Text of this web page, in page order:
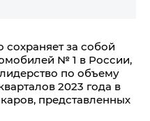
сохраняет за собой
№ 1 в России,
по объему
2023 года в
представленных